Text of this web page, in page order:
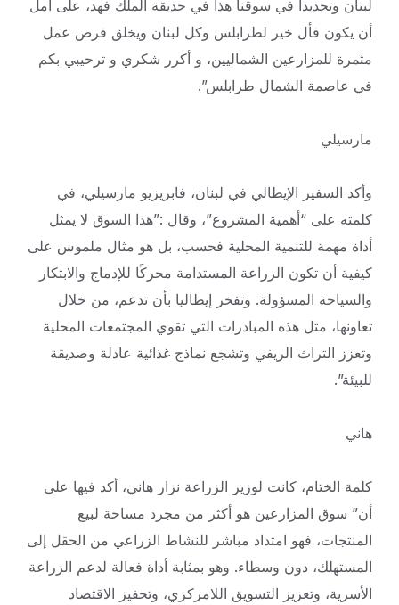
لبنان وتحديدا في سوقنا هذا في حديقة الملك فهد، على أمل
أن يكون فأل خير لطرابلس وكل لبنان ويخلق فرص عمل
مثمرة للمزارعين الشماليين، و أكرر شكري و ترحيبي بكم
في عاصمة الشمال طرابلس”.
مارسيلي
وأكد السفير الإيطالي في لبنان، فابريزيو مارسيلي، في
كلمته على “أهمية المشروع”، وقال :”هذا السوق لا يمثل
أداة مهمة للتنمية المحلية فحسب، بل هو مثال ملموس على
كيفية أن تكون الزراعة المستدامة محركًا للإدماج والابتكار
والسياحة المسؤولة. وتفخر إيطاليا بأن تدعم، من خلال
تعاونها، مثل هذه المبادرات التي تقوي المجتمعات المحلية
وتعزز التراث الريفي وتشجع نماذج غذائية عادلة وصديقة
للبيئة”.
هاني
كلمة الختام، كانت لوزير الزراعة نزار هاني، أكد فيها على
أن” سوق المزارعين هو أكثر من مجرد مساحة لبيع
المنتجات، فهو امتداد مباشر للنشاط الزراعي من الحقل إلى
المستهلك، دون وسطاء. وهو بمثابة أداة فعالة لدعم الزراعة
الأسرية، وتعزيز التسويق اللامركزي، وتحفيز الاقتصاد